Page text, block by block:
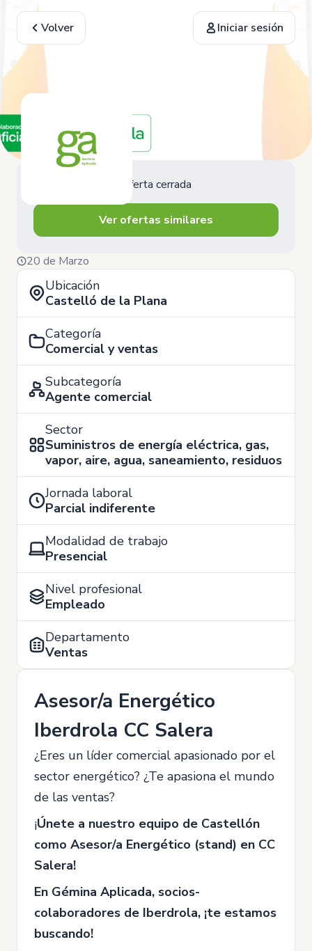
Volver Iniciar sesión
Oferta cerrada
Ver ofertas similares
20 de Marzo
Ubicación
Castelló de la Plana
Categoría
Comercial y ventas
Subcategoría
Agente comercial
Sector
Suministros de energía eléctrica, gas,
vapor, aire, agua, saneamiento, residuos
Jornada laboral
Parcial indiferente
Modalidad de trabajo
Presencial
Nivel profesional
Empleado
Departamento
Ventas
Asesor/a Energético
Iberdrola CC Salera
¿Eres un líder comercial apasionado por el
sector energético? ¿Te apasiona el mundo
de las ventas?
¡Únete a nuestro equipo de Castellón
como Asesor/a Energético (stand) en CC
Salera!
En Gémina Aplicada, socios-
colaboradores de Iberdrola, ¡te estamos
buscando!